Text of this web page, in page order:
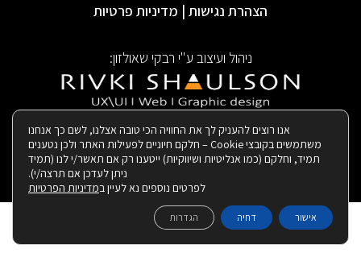
הצהרת נגישות | מדיניות פרטיות
ניהול ועיצוב ע"י רבקי שאולזון:
| בנייה ותחזוקת האתר:
אנו רוצים להעניק לך את החוויה הכי טובה אצלנו, לשם כך אנחנו
משתמשים בקובצי Cookie – חלקם חיוניים לפעילות האתר ולכן נטענים
תמיד, וחלקם (כמו אנליטיות ושיווקיות) ייטענו רק אם תאשר/י לנו (תמיד
ניתן לעדכן אם תרצה/י).
לפרטים נוספים נא לעיין במדיניות הפרטיות
אישור דחיה הגדרות